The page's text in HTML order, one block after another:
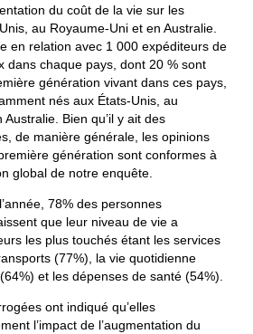
du coût de la vie sur les
au Royaume-Uni et en Australie.
en relation avec 1 000 expéditeurs de
dans chaque pays, dont 20 % sont
génération vivant dans ces pays,
nés aux États-Unis, au
Bien qu’il y ait des
de manière générale, les opinions
génération sont conformes à
global de notre enquête.
78% des personnes
que leur niveau de vie a
les plus touchés étant les services
(77%), la vie quotidienne
et les dépenses de santé (54%).
ont indiqué qu’elles
l’impact de l’augmentation du